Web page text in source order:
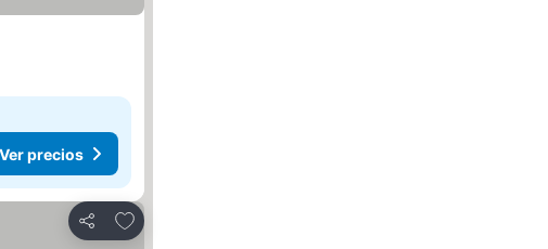
Ver precios
Compartir
Agregar a favoritos